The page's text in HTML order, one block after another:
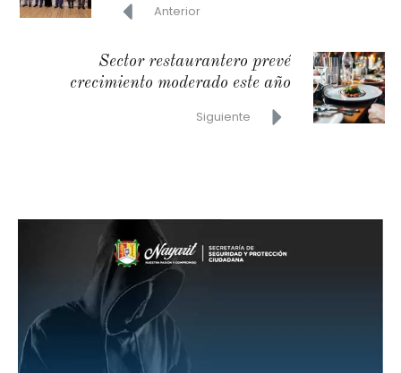
Anterior
Sector restaurantero prevé
crecimiento moderado este año
Siguiente